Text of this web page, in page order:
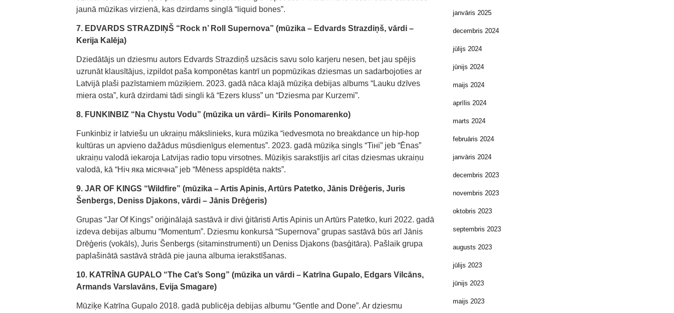
jaunā mūzikas virzienā, kas dzirdams singlā “liquid bones”.
7. EDVARDS STRAZDIŅŠ “Rock n’ Roll Supernova” (mūzika – Edvards Strazdiņš, vārdi –
Kerija Kalēja)
Dziedātājs un dziesmu autors Edvards Strazdiņš uzsācis savu solo karjeru nesen, bet jau spējis
uzrunāt klausītājus, izpildot paša komponētas kantrī un popmūzikas dziesmas un sadarbojoties ar
Latvijā plaši pazīstamiem mūziķiem. 2023. gadā nāca klajā mūziķa debijas albums “Lauku dzīves
miera osta”, kurā dzirdami tādi singli kā “Ezers kluss” un “Dziesma par Kurzemi”.
8. FUNKINBIZ “Na Chystu Vodu” (mūzika un vārdi– Kirils Ponomarenko)
Funkinbiz ir latviešu un ukraiņu mākslinieks, kura mūzika “iedvesmota no breakdance un hip-hop
kultūras un apvieno dažādus mūsdienīgus elementus”. 2023. gadā mūziķa singls “Tiнi” jeb “Ēnas”
ukraiņu valodā iekaroja Latvijas radio topu virsotnes. Mūziķis sarakstījis arī citas dziesmas ukraiņu
valodā, kā “Ніч яка місячна” jeb “Mēness apspīdēta nakts”.
9. JAR OF KINGS “Wildfire” (mūzika – Artis Apinis, Artūrs Patetko, Jānis Drēģeris, Juris
Šenbergs, Deniss Djakons, vārdi – Jānis Drēģeris)
Grupas “Jar Of Kings” oriģinālajā sastāvā ir divi ģitāristi Artis Apinis un Artūrs Patetko, kuri 2022. gadā
izdeva debijas albumu “Momentum”. Dziesmu konkursā “Supernova” grupas sastāvā būs arī Jānis
Drēģeris (vokāls), Juris Šenbergs (sitaminstrumenti) un Deniss Djakons (basģitāra). Pašlaik grupa
paplašinātā sastāvā strādā pie jauna albuma ierakstīšanas.
10. KATRĪNA GUPALO “The Cat’s Song” (mūzika un vārdi – Katrīna Gupalo, Edgars Vilcāns,
Armands Varslavāns, Evija Smagare)
Mūziķe Katrīna Gupalo 2018. gadā publicēja debijas albumu “Gentle and Done”. Ar dziesmu
janvāris 2025
decembris 2024
jūlijs 2024
jūnijs 2024
maijs 2024
aprīlis 2024
marts 2024
februāris 2024
janvāris 2024
decembris 2023
novembris 2023
oktobris 2023
septembris 2023
augusts 2023
jūlijs 2023
jūnijs 2023
maijs 2023